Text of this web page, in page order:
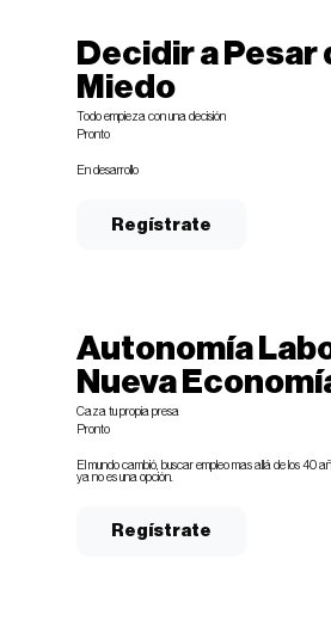
Decidir a Pesar
Miedo
Todo empieza con una decisión
Pronto
En desarrollo
Regístrate
Autonomía
Nueva
Caza tu propia presa
Pronto
El mundo cambió, buscar empleo mas allá de los 40
ya no es una opción.
Regístrate